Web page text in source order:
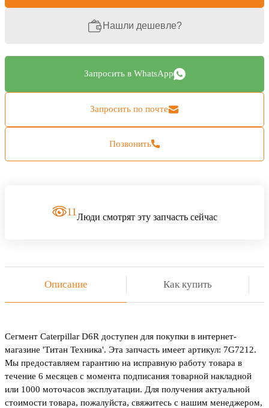
Нашли дешевле?
Запросить в WhatsApp
Запросить по почте
Позвонить
11Люди смотрят эту запчасть сейчас
Описание Как купить
Сегмент Caterpillar D6R доступен для покупки в интернет-
магазине 'Титан Техника'. Эта запчасть имеет артикул: 7G7212.
Мы предоставляем гарантию на исправную работу товара в
течение 6 месяцев с момента подписания товарной накладной
или 1000 моточасов эксплуатации. Для получения актуальной
стоимости товара, пожалуйста, свяжитесь с нашим менеджером,